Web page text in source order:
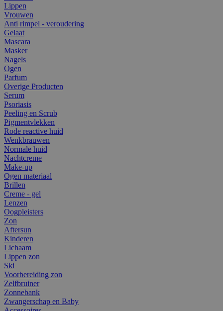
Lippen
Vrouwen
Anti rimpel - veroudering
Gelaat
Mascara
Masker
Nagels
Ogen
Parfum
Overige Producten
Serum
Psoriasis
Peeling en Scrub
Pigmentvlekken
Rode reactive huid
Wenkbrauwen
Normale huid
Nachtcreme
Make-up
Ogen materiaal
Brillen
Creme - gel
Lenzen
Oogpleisters
Zon
Aftersun
Kinderen
Lichaam
Lippen zon
Ski
Voorbereiding zon
Zelfbruiner
Zonnebank
Zwangerschap en Baby